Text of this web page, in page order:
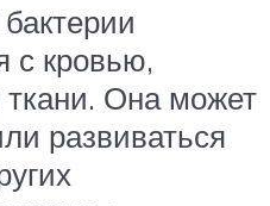
с кровью,
Она может
развиваться